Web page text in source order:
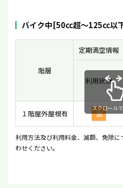
バイク中[50cc超〜125cc以
階層
定期満空情報
利用状況
１階屋外屋根有 混
スクロール
利用方法及び利用料金、減額、免除
わせください。